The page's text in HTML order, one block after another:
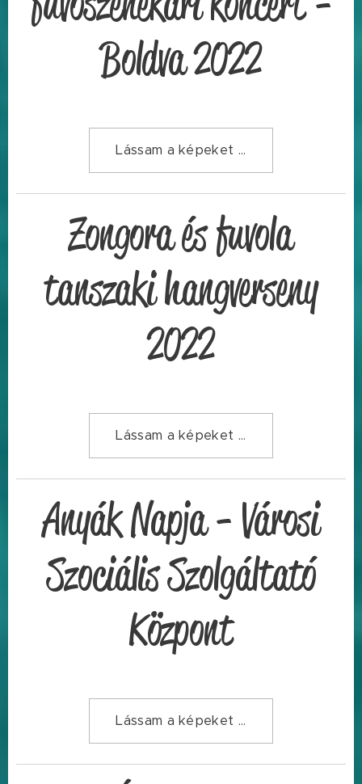
Boldva 2022
Lássam a képeket ...
Zongora és fuvola
tanszaki hangverseny
2022
Lássam a képeket ...
Anyák Napja - Városi
Szociális Szolgáltató
Központ
Lássam a képeket ...